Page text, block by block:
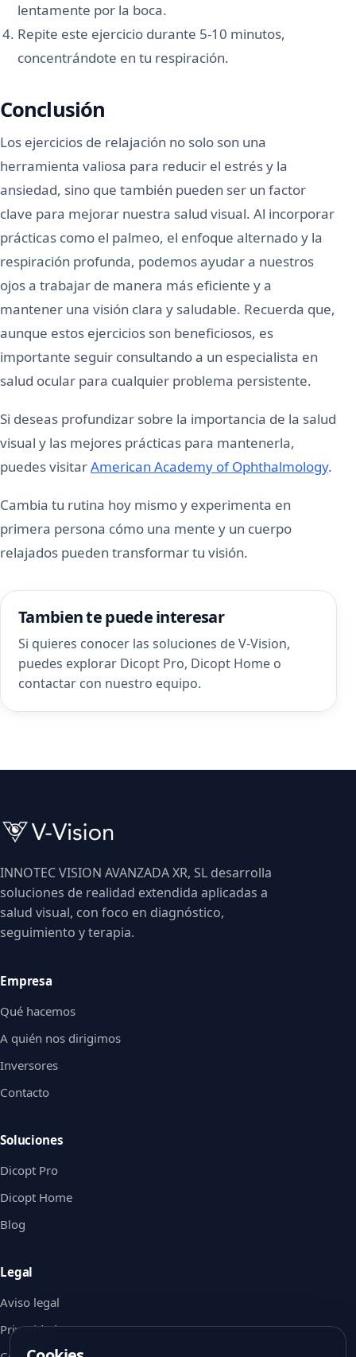
lentamente por la boca.
Repite este ejercicio durante 5-10 minutos,
concentrándote en tu respiración.
Conclusión
Los ejercicios de relajación no solo son una
herramienta valiosa para reducir el estrés y la
ansiedad, sino que también pueden ser un factor
clave para mejorar nuestra salud visual. Al incorporar
prácticas como el palmeo, el enfoque alternado y la
respiración profunda, podemos ayudar a nuestros
ojos a trabajar de manera más eficiente y a
mantener una visión clara y saludable. Recuerda que,
aunque estos ejercicios son beneficiosos, es
importante seguir consultando a un especialista en
salud ocular para cualquier problema persistente.
Si deseas profundizar sobre la importancia de la salud
visual y las mejores prácticas para mantenerla,
puedes visitarAmerican Academy of Ophthalmology.
Cambia tu rutina hoy mismo y experimenta en
primera persona cómo una mente y un cuerpo
relajados pueden transformar tu visión.
Tambien te puede interesar
Si quieres conocer las soluciones de V-Vision,
puedes explorar Dicopt Pro, Dicopt Home o
contactar con nuestro equipo.
INNOTEC VISION AVANZADA XR, SL desarrolla
soluciones de realidad extendida aplicadas a
salud visual, con foco en diagnóstico,
seguimiento y terapia.
Empresa
Qué hacemos
A quién nos dirigimos
Inversores
Contacto
Soluciones
Dicopt Pro
Dicopt Home
Blog
Legal
Aviso legal
Privacidad